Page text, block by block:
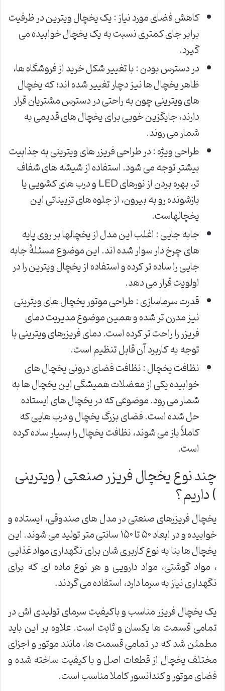
کاهش فضای مورد نیاز : یک یخچال ویترین در ظرفیت
برابر جای کمتری نسبت به یک یخچال خوابیده می
گیرد.
در دسترس بودن : با تغییر شکل خرید از فروشگاه ها،
ظاهر یخچال ها نیز دچار تغییر شده اند؛ که یخچال
های ویترینی چون به راحتی در دسترس مشتریان قرار
دارند، جایگزین خوبی برای یخچال های قدیمی به
شمار می روند.
طراحی ویژه : در طراحی فریزر های ویترینی به جذابیت
بیشتر توجه می شود. استفاده از شیشه های شفاف
تر، بهره بردن از نورهای LED و درب های کشویی یا
بازشونده رو به بیرون، از جلوه های تزییناتی این
یخچالهاست.
جابه جایی : اغلب این مدل از یخچالها بر روی پایه
های چرخ دار سوار شده اند. این موضوع مسئلۀ جابه
جایی را ساده تر کرده و استفاده از یخچال ویترین را در
اولویت قرار می دهد.
قدرت سرماسازی : طراحی موتور یخچال های ویترینی
نیز مدرن تر شده و همین موضوع مدیریت دمای
فریزر را راحت تر کرده است. دمای فریزرهای ویترینی با
توجه به کاربرد آن قابل تنظیم است.
نظافت یخچال : نظافت فضای درونی یخچال های
خوابیده یکی از معضلات همیشگی این یخچال ها به
شمار می رود. موضوعی که در یخچال های ایستاده
حل شده است. فضای بزرگ یخچال و درب هایی که
کاملاً باز می شوند، نظافت یخچال را بسیار ساده کرده
است.
چند نوع یخچال فریزر صنعتی ( ویترینی
) داریم؟
یخچال فریزرهای صنعتی در مدل های صندوقی، ایستاده و
خوابیده و در ابعاد ۵۰ تا ۱۵۰ سانتی متر تولید می شوند. این
یخچال ها بنا به نوع کاربری شان برای نگهداری مواد غذایی
، مواد گوشتی، مواد دارویی و هر نوع ماده ای که برای
نگهداری نیاز به سرما دارد، استفاده می گردند.
یک یخچال فریزر مناسب و باکیفیت سرمای تولیدی اش در
تمامی قسمت ها یکسان و ثابت است. علاوه بر این باید
مطمئن شد که در تمامی قسمت ها، مانند موتور و اجزای
مختلف یخچال از قطعات اصل و با کیفیت ساخته شده و
فضای موتور و کندانسور کاملا مناسب است.